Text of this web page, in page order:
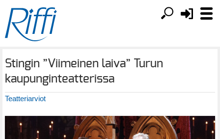
Stingin ”Viimeinen laiva” Turun
kaupunginteatterissa
Teatteriarviot